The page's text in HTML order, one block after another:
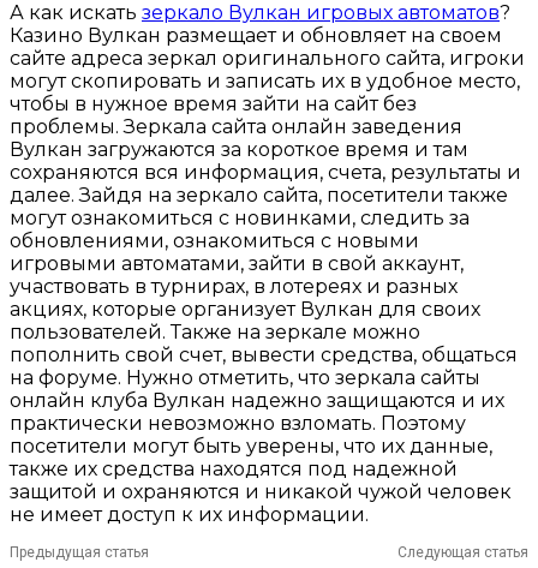
А как искать зеркало Вулкан игровых автоматов?
Казино Вулкан размещает и обновляет на своем
сайте адреса зеркал оригинального сайта, игроки
могут скопировать и записать их в удобное место,
чтобы в нужное время зайти на сайт без
проблемы. Зеркала сайта онлайн заведения
Вулкан загружаются за короткое время и там
сохраняются вся информация, счета, результаты и
далее. Зайдя на зеркало сайта, посетители также
могут ознакомиться с новинками, следить за
обновлениями, ознакомиться с новыми
игровыми автоматами, зайти в свой аккаунт,
участвовать в турнирах, в лотереях и разных
акциях, которые организует Вулкан для своих
пользователей. Также на зеркале можно
пополнить свой счет, вывести средства, общаться
на форуме. Нужно отметить, что зеркала сайты
онлайн клуба Вулкан надежно защищаются и их
практически невозможно взломать. Поэтому
посетители могут быть уверены, что их данные,
также их средства находятся под надежной
защитой и охраняются и никакой чужой человек
не имеет доступ к их информации.
Предыдущая статья Следующая статья